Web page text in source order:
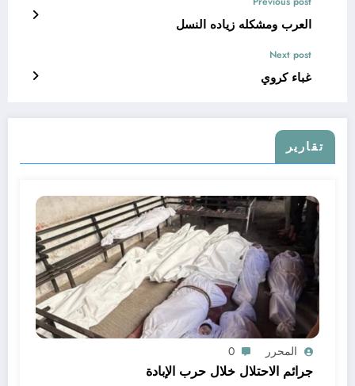
العرب ومشكله زياده النسل
Next post
غباء كروي
تقارير
المحرر 0
جرائم الاحتلال خلال حرب الإبادة